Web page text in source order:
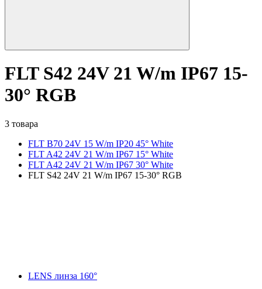
FLT S42 24V 21 W/m IP67 15-
30° RGB
3 товара
FLT B70 24V 15 W/m IP20 45° White
FLT A42 24V 21 W/m IP67 15° White
FLT A42 24V 21 W/m IP67 30° White
FLT S42 24V 21 W/m IP67 15-30° RGB
LENS линза 160°